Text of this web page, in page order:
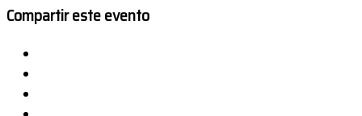
Compartir este evento